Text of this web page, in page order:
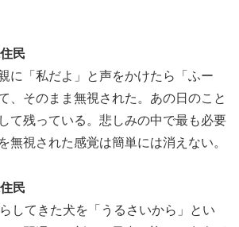
民
に「私だよ」と声をかけたら「ふー
、そのまま無視された。あの日のこと
て残っている。悲しみの中で最も必要
無視された感覚は簡単には消えない。
民
してきた犬を「うるさいから」とい